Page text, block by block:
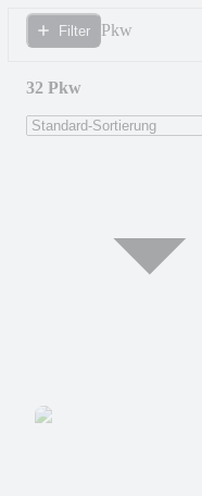
Filter Pkw
32 Pkw